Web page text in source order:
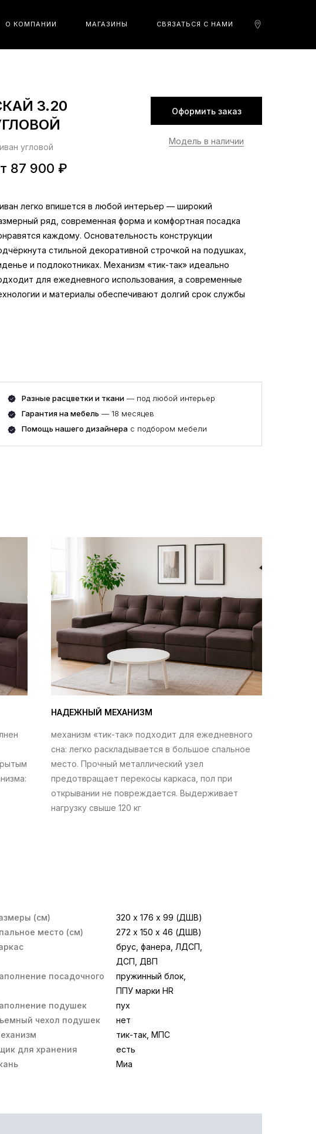
О КОМПАНИИ МАГАЗИНЫ СВЯЗАТЬСЯ С НАМИ
Оформить заказ
3.20
87 900 ₽
угловой
Модель в наличии
легко впишется в любой интерьер — широкий
ряд, современная форма и комфортная посадка
каждому. Основательность конструкции
стильной декоративной строчкой на подушках,
и подлокотниках. Механизм «тик-так» идеально
для ежедневного использования, а современные
и материалы обеспечивают долгий срок службы
Помощь нашего дизайнера с подбором мебели
Гарантия на мебель — 18 месяцев
Разные расцветки и ткани — под любой интерьер
механизм «тик-так» подходит для ежедневного
сна: легко раскладывается в большое спальное
место. Прочный металлический узел
предотвращает перекосы каркаса, пол при
открывании не повреждается. Выдерживает
нагрузку свыше 120 кг
ЛДСП выдерживает до 100 кг. Каркас
из массива прочный и хорошо переносит
динамические нагрузки
НАДЕЖНЫЙ МЕХАНИЗМ
(см)
место (см)
посадочного
подушек
чехол подушек
для хранения
320 х 176 х 99 (ДШВ)
272 х 150 х 46 (ДШВ)
брус, фанера, ЛДСП,
ДСП, ДВП
пружинный блок,
ППУ марки HR
пух
нет
тик-так, МПС
есть
Миа